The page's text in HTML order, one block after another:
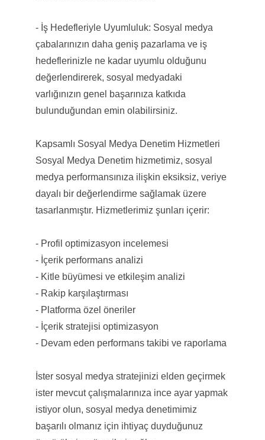
- İş Hedefleriyle Uyumluluk: Sosyal medya
çabalarınızın daha geniş pazarlama ve iş
hedeflerinizle ne kadar uyumlu olduğunu
değerlendirerek, sosyal medyadaki
varlığınızın genel başarınıza katkıda
bulunduğundan emin olabilirsiniz.
Kapsamlı Sosyal Medya Denetim Hizmetleri
Sosyal Medya Denetim hizmetimiz, sosyal
medya performansınıza ilişkin eksiksiz, veriye
dayalı bir değerlendirme sağlamak üzere
tasarlanmıştır. Hizmetlerimiz şunları içerir:
- Profil optimizasyon incelemesi
- İçerik performans analizi
- Kitle büyümesi ve etkileşim analizi
- Rakip karşılaştırması
- Platforma özel öneriler
- İçerik stratejisi optimizasyon
- Devam eden performans takibi ve raporlama
İster sosyal medya stratejinizi elden geçirmek
ister mevcut çalışmalarınıza ince ayar yapmak
istiyor olun, sosyal medya denetimimiz
başarılı olmanız için ihtiyaç duyduğunuz